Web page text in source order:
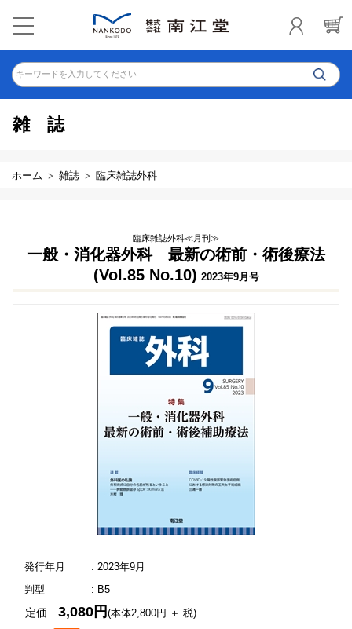
キーワードを入力してください
雑誌
ホーム 雑誌 臨床雑誌外科
臨床雑誌外科≪月刊≫
一般・消化器外科 最新の術前・術後療法
(Vol.85 No.10) 2023年9月号
発行年月
: 2023年9月
判型
: B5
定価3,080円(本体2,800円 ＋ 税)